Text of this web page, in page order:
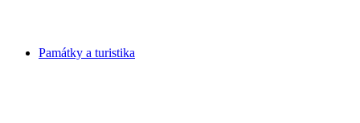
Památky a turistika